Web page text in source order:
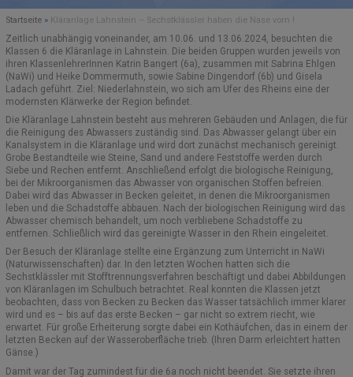
MITTELSTUFE
OBERSTUFE MSS
SCHULGESCHICHTE
MARION GRÄFIN DÖNHOFF
EUROPASCHULE RLP
BOTSCHAFTERSCHULE FÜR DAS EUROPÄISCHE PARLAMENT
BERUFSORIENTIERUNG (BO)
AUSBILDUNGSSCHULE
SCHULSOZIALARBEIT
GREMIEN UND AUSSCHÜSSE
VEREIN DER FREUNDE
E-CHOR DES MDG
FREIWILLIGES SOZIALES JAHR (FSJ)
AUSTAUSCHPROGRAMME/PARTNERSCHULEN
KOOPERATIONSPARTNER
KOOPERATION ELTERN/SCHULE
MOODLE
FUNDSACHEN
ANMELDUNGEN – INFORMATIONEN
SCHÜLERAUSWEIS
SCHLIESSFÄCHER
SCHULKOLLEKTION
KONTAKT
MOODLE UND BIGBLUEBUTTON – HINWEISE
Startseite » Kläranlage Lahnstein – Sechstklässler haben die Nase vorn !
Zeitlich unabhängig voneinander, am 10.06. und 13.06.2024, besuchten die
Klassen 6 die Kläranlage in Lahnstein. Die beiden Gruppen wurden jeweils von
ihren KlassenlehrerInnen Katrin Bangert (6a), zusammen mit Sabrina Ehlgen
(NaWi) und Heike Dommermuth, sowie Sabine Dingendorf (6b) und Gisela
Ladach geführt. Ziel: Niederlahnstein, wo sich am Ufer des Rheins eine der
modernsten Klärwerke der Region befindet.
Die Kläranlage Lahnstein besteht aus mehreren Gebäuden und Anlagen, die für
die Reinigung des Abwassers zuständig sind. Das Abwasser gelangt über ein
Kanalsystem in die Kläranlage und wird dort zunächst mechanisch gereinigt.
Grobe Bestandteile wie Steine, Sand und andere Feststoffe werden durch
Siebe und Rechen entfernt. Anschließend erfolgt die biologische Reinigung,
bei der Mikroorganismen das Abwasser von organischen Stoffen befreien.
Dabei wird das Abwasser in Becken geleitet, in denen die Mikroorganismen
leben und die Schadstoffe abbauen. Nach der biologischen Reinigung wird das
Abwasser chemisch behandelt, um noch verbliebene Schadstoffe zu
entfernen. Schließlich wird das gereinigte Wasser in den Rhein eingeleitet.
Der Besuch der Kläranlage stellte eine Ergänzung zum Unterricht in NaWi
(Naturwissenschaften) dar. In den letzten Wochen hatten sich die
Sechstklässler mit Stofftrennungsverfahren beschäftigt und dabei Abbildungen
von Kläranlagen im Schulbuch betrachtet. Real konnten die Klassen jetzt
beobachten, dass von Becken zu Becken das Wasser tatsächlich immer klarer
wird und es – bis auf das erste Becken – gar nicht so extrem riecht, wie
erwartet. Für große Erheiterung sorgte dabei ein Kothäufchen, das in einem der
letzten Becken auf der Wasseroberfläche trieb. (Ihren Darm erleichtert hatten
Gänse.)
Damit war der Tag zumindest für die 6a noch nicht beendet. Sie setzte ihren